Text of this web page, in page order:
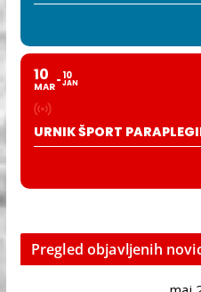
10
MAR
10
JAN
URNIK ŠPORT
Pregled objavljenih